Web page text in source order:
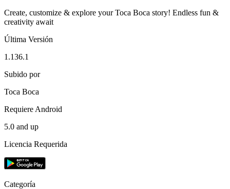
Create, customize & explore your Toca Boca story! Endless fun &
creativity await
Última Versión
1.136.1
Subido por
Toca Boca
Requiere Android
5.0 and up
Licencia Requerida
Categoría